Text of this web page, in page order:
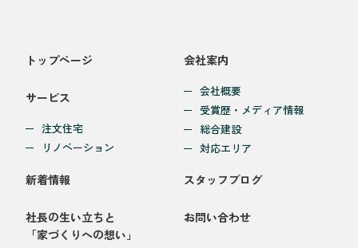
トップページ
サービス
注文住宅
リノベーション
会社案内
会社概要
受賞歴・メディア情報
総合建設
対応エリア
新着情報
社長の生い立ちと
「家づくりへの想い」
スタッフブログ
お問い合わせ